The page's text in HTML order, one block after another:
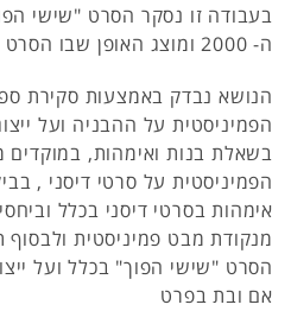
בעבודה זו נסקר הסרט "שישי
ה- 2000 ומוצג האופן שבו הסרט בונה את תפיסת האימהות.
הנושא נבדק באמצעות סקירת
הפמיניסטית על ההבניה ועל
בשאלת בנות ואימהות, במוקדים
הפמיניסטית על סרטי דיסני ,
אימהות בסרטי דיסני בכלל
מנקודת מבט פמיניסטית ולבסוף
הסרט "שישי הפוך" בכלל ועל
אם ובת בפרט